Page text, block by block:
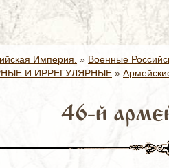
Империя. » Военные
И ИРРЕГУЛЯРНЫЕ »
46-й